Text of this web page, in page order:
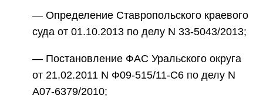
— Определение Ставропольского краевого
суда от 01.10.2013 по делу N 33-5043/2013;
— Постановление ФАС Уральского округа
от 21.02.2011 N Ф09-515/11-С6 по делу N
А07-6379/2010;